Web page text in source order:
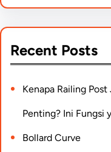
Recent Posts
Kenapa Railing
Penting? Ini Fungsi
Bollard Curve